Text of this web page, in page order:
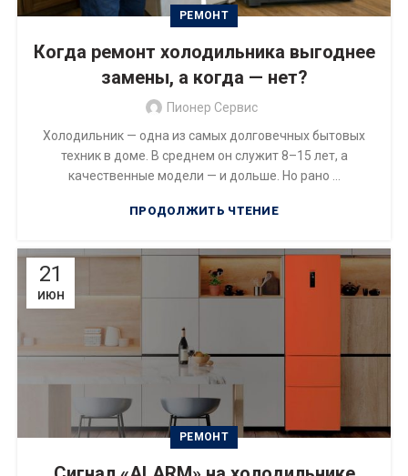
РЕМОНТ
Когда ремонт холодильника выгоднее
замены, а когда — нет?
Пионер Сервис
Холодильник — одна из самых долговечных бытовых
техник в доме. В среднем он служит 8–15 лет, а
качественные модели — и дольше. Но рано ...
ПРОДОЛЖИТЬ ЧТЕНИЕ
21
ИЮН
РЕМОНТ